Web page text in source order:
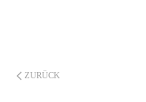
ZURÜCK